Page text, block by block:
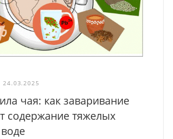
24.03.2025
чая: как заваривание
содержание тяжелых